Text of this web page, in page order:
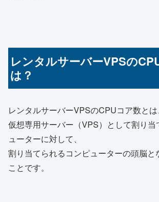
レンタルサーバーVPSの
は？
レンタルサーバーVPSのCPUコア数とは
仮想専用サーバー（VPS）として割り
ューターに対して、
割り当てられるコンピューターの頭脳
ことです。